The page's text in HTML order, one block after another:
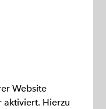
Website
aktiviert. Hierzu